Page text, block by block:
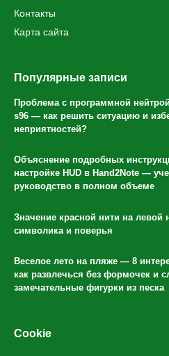
Контакты
Карта сайта
Популярные записи
Проблема с программной
s96 — как решить ситуацию и
неприятностей?
Объяснение подробных
настройке HUD в Hand2Note —
руководство в полном объеме
Значение красной нити на левой
символика и поверья
Веселое лето на пляже — 8
как развлечься без формочек и
замечательные фигурки из песка
Cookie